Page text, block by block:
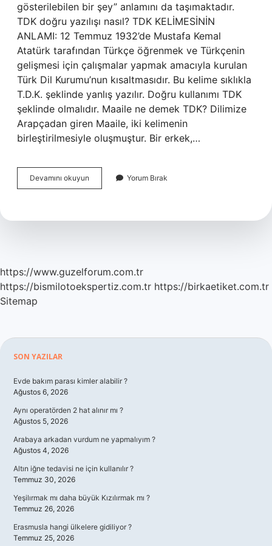
gösterilebilen bir şey” anlamını da taşımaktadır.
TDK doğru yazılışı nasıl? TDK KELİMESİNİN
ANLAMI: 12 Temmuz 1932’de Mustafa Kemal
Atatürk tarafından Türkçe öğrenmek ve Türkçenin
gelişmesi için çalışmalar yapmak amacıyla kurulan
Türk Dil Kurumu’nun kısaltmasıdır. Bu kelime sıklıkla
T.D.K. şeklinde yanlış yazılır. Doğru kullanımı TDK
şeklinde olmalıdır. Maaile ne demek TDK? Dilimize
Arapçadan giren Maaile, iki kelimenin
birleştirilmesiyle oluşmuştur. Bir erkek,…
Devamını okuyun
Nasıl
Yorum Bırak
https://www.guzelforum.com.tr
https://bismilotoekspertiz.com.tr https://birkaetiket.com.tr
Sitemap
Sidebar
SON YAZILAR
Evde bakım parası kimler alabilir ?
Ağustos 6, 2026
Aynı operatörden 2 hat alınır mı ?
Ağustos 5, 2026
Arabaya arkadan vurdum ne yapmalıyım ?
Ağustos 4, 2026
Altın iğne tedavisi ne için kullanılır ?
Temmuz 30, 2026
Yeşilırmak mı daha büyük Kızılırmak mı ?
Temmuz 26, 2026
Erasmusla hangi ülkelere gidiliyor ?
Temmuz 25, 2026